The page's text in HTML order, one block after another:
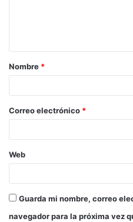
Nombre *
Correo electrónico *
Web
Guarda mi nombre, correo
navegador para la próxima vez